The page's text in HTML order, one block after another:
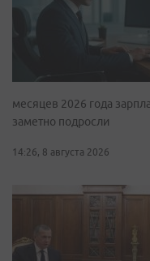
месяцев 2026 года
заметно подросли
14:26, 8 августа 2026